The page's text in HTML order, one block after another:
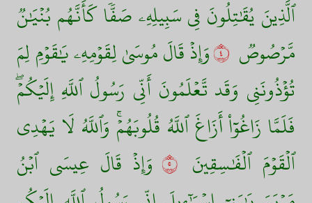
ٱلَّذِينَ يُقَٰتِلُونَ فِي سَبِيلِهِۦ صَفّٗا كَأَنَّهُم بُنۡيَٰنٞ
مَّرۡصُوصٞ ٤وَإِذۡ قَالَ مُوسَىٰ لِقَوۡمِهِۦ يَٰقَوۡمِ لِمَ
تُؤۡذُونَنِي وَقَد تَّعۡلَمُونَ أَنِّي رَسُولُ ٱللَّهِ إِلَيۡكُمۡۖ
فَلَمَّا زَاغُوٓاْ أَزَاغَ ٱللَّهُ قُلُوبَهُمۡۚ وَٱللَّهُ لَا يَهۡدِي
ٱلۡقَوۡمَ ٱلۡفَٰسِقِينَ ٥ وَإِذۡ قَالَ عِيسَى ٱبۡنُ